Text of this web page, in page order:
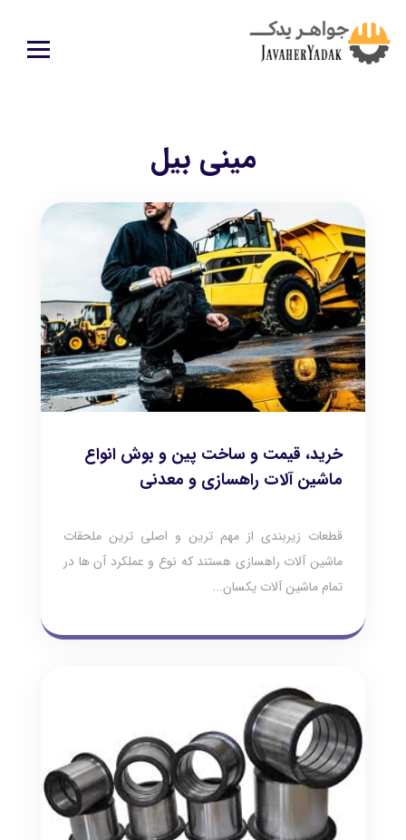
ميني بيل
خرید، قیمت و ساخت پین و بوش انواع
ماشین آلات راهسازی و معدنی
قطعات زیربندی از مهم ترین و اصلی ترین ملحقات
ماشین آلات راهسازی هستند که نوع و عملکرد آن ها در
تمام ماشین آلات یکسان...